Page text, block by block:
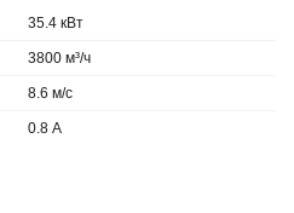
35.4 кВт
3800 м³/ч
8.6 м/с
0.8 А